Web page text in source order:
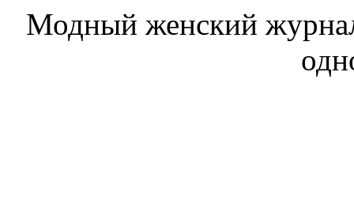
Модный женский